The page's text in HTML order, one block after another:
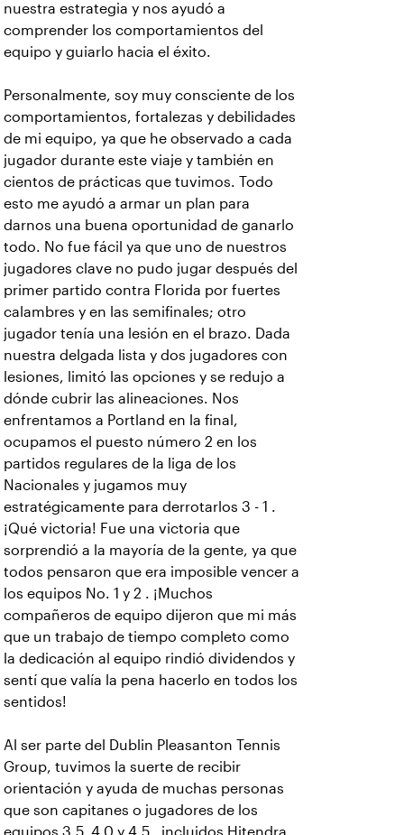
nuestra estrategia y nos ayudó a
comprender los comportamientos del
equipo y guiarlo hacia el éxito.
Personalmente, soy muy consciente de los
comportamientos, fortalezas y debilidades
de mi equipo, ya que he observado a cada
jugador durante este viaje y también en
cientos de prácticas que tuvimos. Todo
esto me ayudó a armar un plan para
darnos una buena oportunidad de ganarlo
todo. No fue fácil ya que uno de nuestros
jugadores clave no pudo jugar después del
primer partido contra Florida por fuertes
calambres y en las semifinales; otro
jugador tenía una lesión en el brazo. Dada
nuestra delgada lista y dos jugadores con
lesiones, limitó las opciones y se redujo a
dónde cubrir las alineaciones. Nos
enfrentamos a Portland en la final,
ocupamos el puesto número 2 en los
partidos regulares de la liga de los
Nacionales y jugamos muy
estratégicamente para derrotarlos 3 - 1 .
¡Qué victoria! Fue una victoria que
sorprendió a la mayoría de la gente, ya que
todos pensaron que era imposible vencer a
los equipos No. 1 y 2 . ¡Muchos
compañeros de equipo dijeron que mi más
que un trabajo de tiempo completo como
la dedicación al equipo rindió dividendos y
sentí que valía la pena hacerlo en todos los
sentidos!
Al ser parte del Dublin Pleasanton Tennis
Group, tuvimos la suerte de recibir
orientación y ayuda de muchas personas
que son capitanes o jugadores de los
equipos 3.5, 4.0 y 4.5 , incluidos Hitendra